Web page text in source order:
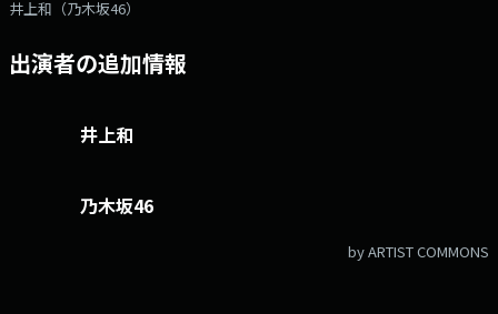
井上和（乃木坂46）
出演者の追加情報
井上和
乃木坂46
by ARTIST COMMONS